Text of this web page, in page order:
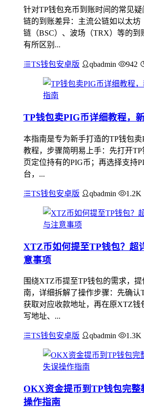
针对TP钱包充币到账时间的常见
链的到账差异：主流公链如以太坊
链（BSC）、波场（TRX）等的到
有所区别...
TS钱包安卓版 qbadmin 942
TP钱包卖PIG币详细教程，
本指南是专为新手打造的TP钱包
教程，步骤简明易上手：先打开
页定位持有的PIG币；再选择支持
台，...
TS钱包安卓版 qbadmin 1.2K
XTZ币如何提至TP钱包？超
意事项
围绕XTZ币提至TP钱包的需求，
南，详细拆解了操作步骤：先确认
获取对应收款地址，再在原XTZ钱
写地址、...
TS钱包安卓版 qbadmin 1.3K
OKX资金提币到TP钱包完整
操作指南